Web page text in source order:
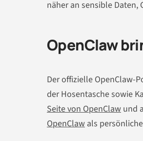
näher an sensible
OpenClaw
Der offizielle OpenClaw-
der Hosentasche sowie
Seite von OpenClaw und
OpenClaw als